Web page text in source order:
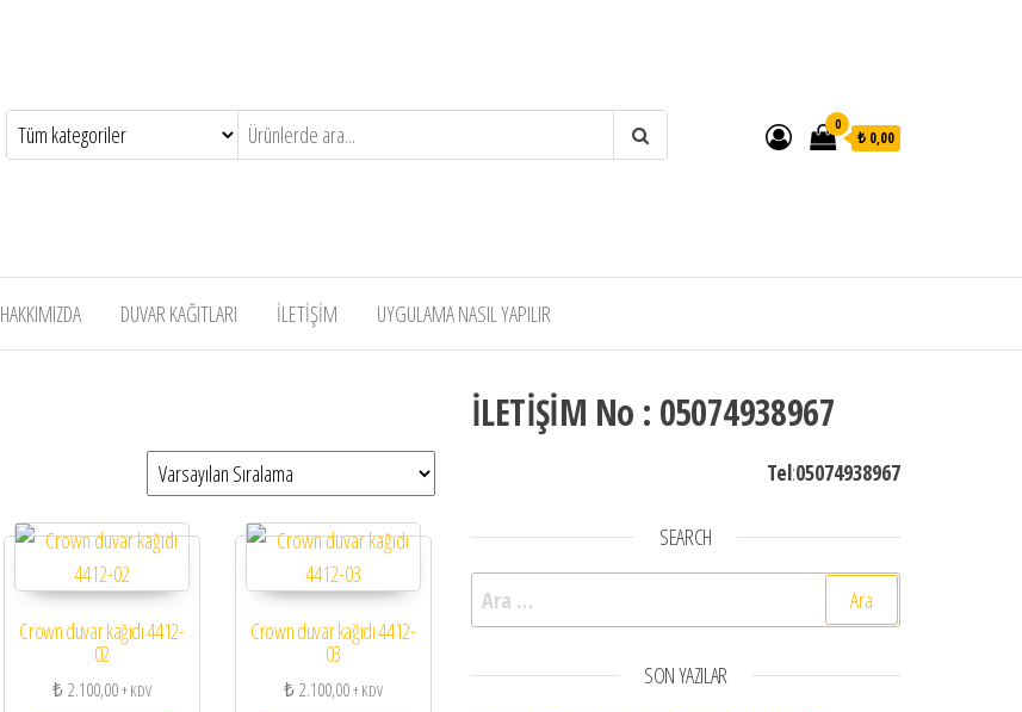
0
₺ 0,00
HAKKIMIZDA DUVAR KAĞITLARI İLETİŞİM UYGULAMA NASIL YAPILIR
Crown duvar kağıdı 4412-
02
₺2.100,00+ KDV
Crown duvar kağıdı 4412-
03
₺2.100,00+ KDV
İLETİŞİM No : 05074938967
Tel:05074938967
SEARCH
Arama:
SON YAZILAR